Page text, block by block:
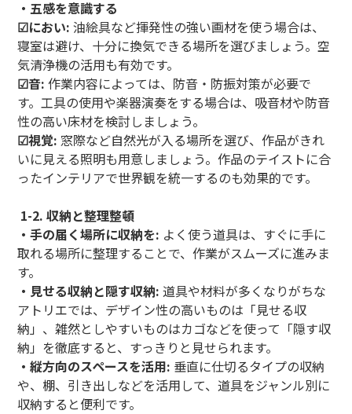
・五感を意識する
☑におい:油絵具など揮発性の強い画材を使う場合は、
寝室は避け、十分に換気できる場所を選びましょう。空
気清浄機の活用も有効です。
☑音:作業内容によっては、防音・防振対策が必要で
す。工具の使用や楽器演奏をする場合は、吸音材や防音
性の高い床材を検討しましょう。
☑視覚: 窓際など自然光が入る場所を選び、作品がきれ
いに見える照明も用意しましょう。作品のテイストに合
ったインテリアで世界観を統一するのも効果的です。
1-2. 収納と整理整頓
・手の届く場所に収納を: よく使う道具は、すぐに手に
取れる場所に整理することで、作業がスムーズに進みま
す。
・見せる収納と隠す収納:道具や材料が多くなりがちな
アトリエでは、デザイン性の高いものは「見せる収
納」、雑然としやすいものはカゴなどを使って「隠す収
納」を徹底すると、すっきりと見せられます。
・縦方向のスペースを活用: 垂直に仕切るタイプの収納
や、棚、引き出しなどを活用して、道具をジャンル別に
収納すると便利です。